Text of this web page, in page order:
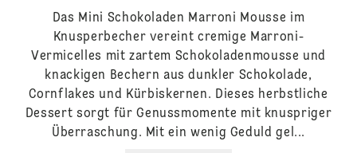
Das Mini Schokoladen Marroni Mousse im
Knusperbecher vereint cremige Marroni-
Vermicelles mit zartem Schokoladenmousse und
knackigen Bechern aus dunkler Schokolade,
Cornflakes und Kürbiskernen. Dieses herbstliche
Dessert sorgt für Genussmomente mit knuspriger
Überraschung. Mit ein wenig Geduld gel...